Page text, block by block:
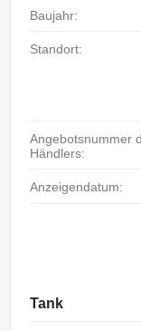
Baujahr:
Standort:
Angebotsnummer des
Händlers:
Anzeigendatum:
Tank